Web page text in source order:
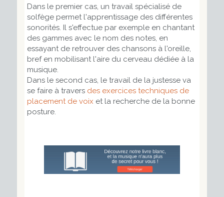
Dans le premier cas, un travail spécialisé de
solfège permet l'apprentissage des différentes
sonorités. Il s'effectue par exemple en chantant
des gammes avec le nom des notes, en
essayant de retrouver des chansons à l'oreille,
bref en mobilisant l'aire du cerveau dédiée à la
musique.
Dans le second cas, le travail de la justesse va
se faire à travers des exercices techniques de
placement de voix et la recherche de la bonne
posture.